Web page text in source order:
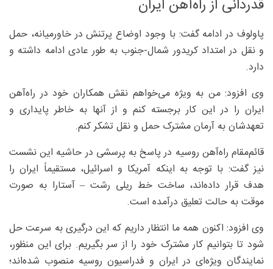
قدردانی از راه‌آهن ایران
پاولوف در ادامه گفت:‌ با وجود اوضاع پرتنش در خاورمیانه، حمل
و نقل در امتداد کریدور شمال-جنوب به طور عادی ادامه داشته و
دارد.
وی افزود:‌ من به ویژه می‌خواهم نقش همکاران خود در راه‌آهن
ایران را در این کار برجسته کنم و از آنها به خاطر پایداری و
تعهدشان به آرمان مشترک حمل و نقل تشکر کنم.
قائم‌مقام راه‌آهن روسیه در پاسخ به پرسشی در حاشیه این نشست
نیز گفت: با توجه به اینکه آمریکا و اسرائیل، مستقیماً ایران را
هدف قرار داده‌اند، ساخت خط ریلی رشت – آستارا به صورت
موقت به حالت تعلیق درآمده است.
وی افزود: اکنون همه ما انتظار داریم که این درگیری به سرعت حل
شود تا بتوانیم کار مشترک خود را از سر بگیریم. برای این منظور،
نمایندگان ویژه‌ای در ایران و فدراسیون روسیه منصوب شده‌اند؛